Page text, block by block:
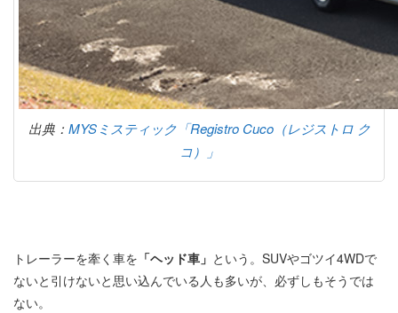
出典： MYSミスティック「Registro Cuco（レジストロ ク
コ）」
トレーラーを牽く車を 「ヘッド車」 という。SUVやゴツイ4WDで
ないと引けないと思い込んでいる人も多いが、必ずしもそうでは
ない。